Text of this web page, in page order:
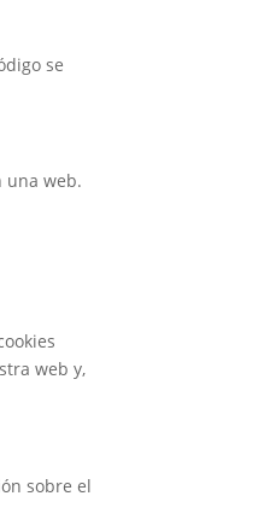
se
una web.
web y,
sobre el